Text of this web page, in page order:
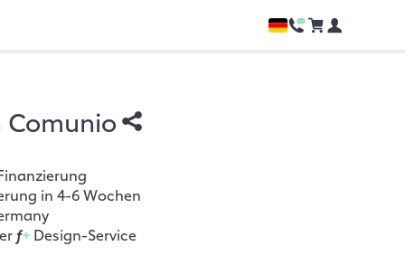
Comunio
in 4-6 Wochen
f+Design-Service